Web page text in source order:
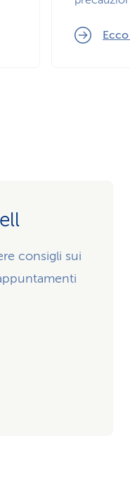
consigli sui